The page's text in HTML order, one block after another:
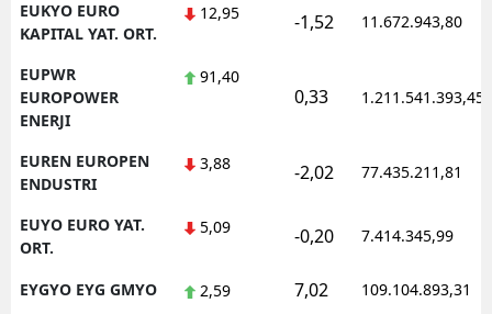
EUKYO EURO
KAPITAL YAT. ORT.
12,95 -1,52 11.672.943,80
EUPWR
EUROPOWER
ENERJI
91,40
0,33 1.211.541.393,45
EUREN EUROPEN
ENDUSTRI
3,88 -2,02 77.435.211,81
EUYO EURO YAT.
ORT.
5,09 -0,20 7.414.345,99
EYGYO EYG GMYO 2,59 7,02 109.104.893,31